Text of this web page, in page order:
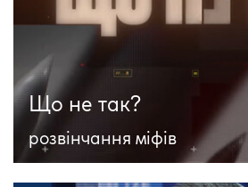
Що не так?
розвінчання міфів